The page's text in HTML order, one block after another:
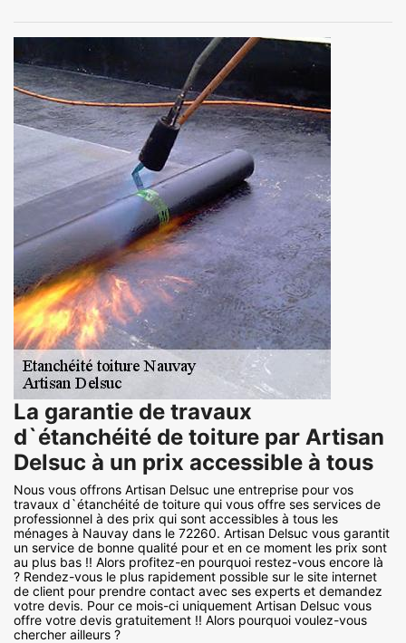
La garantie de travaux
d`étanchéité de toiture par Artisan
Delsuc à un prix accessible à tous
Nous vous offrons Artisan Delsuc une entreprise pour vos
travaux d`étanchéité de toiture qui vous offre ses services de
professionnel à des prix qui sont accessibles à tous les
ménages à Nauvay dans le 72260. Artisan Delsuc vous garantit
un service de bonne qualité pour et en ce moment les prix sont
au plus bas !! Alors profitez-en pourquoi restez-vous encore là
? Rendez-vous le plus rapidement possible sur le site internet
de client pour prendre contact avec ses experts et demandez
votre devis. Pour ce mois-ci uniquement Artisan Delsuc vous
offre votre devis gratuitement !! Alors pourquoi voulez-vous
chercher ailleurs ?